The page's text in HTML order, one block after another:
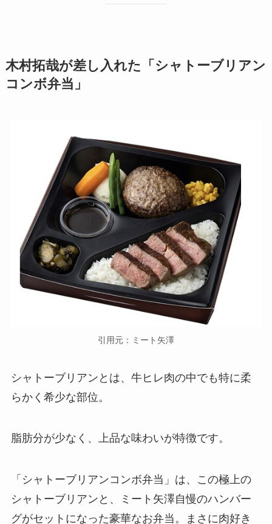
木村拓哉が差し入れた「シャトーブリアン
コンボ弁当」
引用元：ミート矢澤
シャトーブリアンとは、牛ヒレ肉の中でも特に柔
らかく希少な部位。
脂肪分が少なく、上品な味わいが特徴です。
「シャトーブリアンコンボ弁当」は、この極上の
シャトーブリアンと、ミート矢澤自慢のハンバー
グがセットになった豪華なお弁当。まさに肉好き